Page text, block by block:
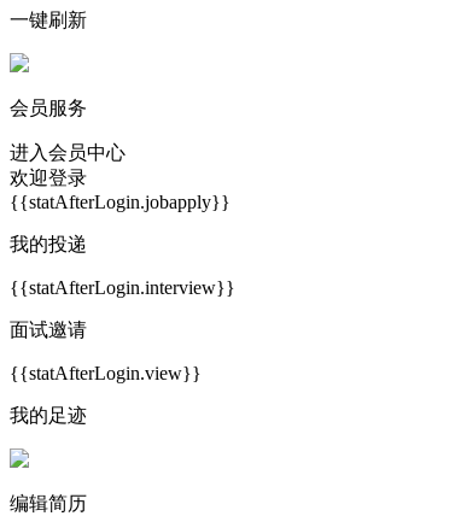
一键刷新
会员服务
进入会员中心
欢迎登录
{{statAfterLogin.jobapply}}
我的投递
{{statAfterLogin.interview}}
面试邀请
{{statAfterLogin.view}}
我的足迹
编辑简历